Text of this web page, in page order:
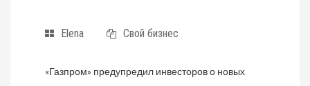
Elena Свой бизнес
«Газпром» предупредил инвесторов о новых